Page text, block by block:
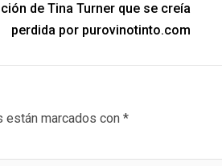
de Tina Turner que se creía
perdida por purovinotinto.com
marcados con *